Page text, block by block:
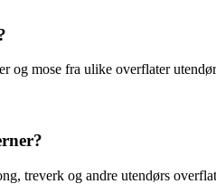
og mose fra ulike overflater
treverk og andre utendørs